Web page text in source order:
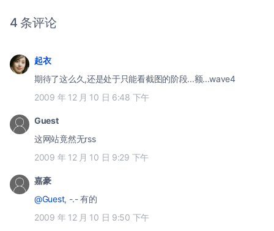
4 条评论
起衣
期待了这么久,还是处于只能看截图的阶段...额...wave4
2009 年 12 月 10 日 6:48 下午
Guest
这网站竟然无rss
2009 年 12 月 10 日 9:29 下午
嘉豪
@Guest , -.- 有的
2009 年 12 月 10 日 9:50 下午